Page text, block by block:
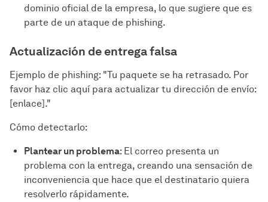
dominio oficial de la empresa, lo que sugiere que es
parte de un ataque de phishing.
Actualización de entrega falsa
Ejemplo de phishing: "Tu paquete se ha retrasado. Por
favor haz clic aquí para actualizar tu dirección de envío:
[enlace]."
Cómo detectarlo:
Plantear un problema: El correo presenta un
problema con la entrega, creando una sensación de
inconveniencia que hace que el destinatario quiera
resolverlo rápidamente.